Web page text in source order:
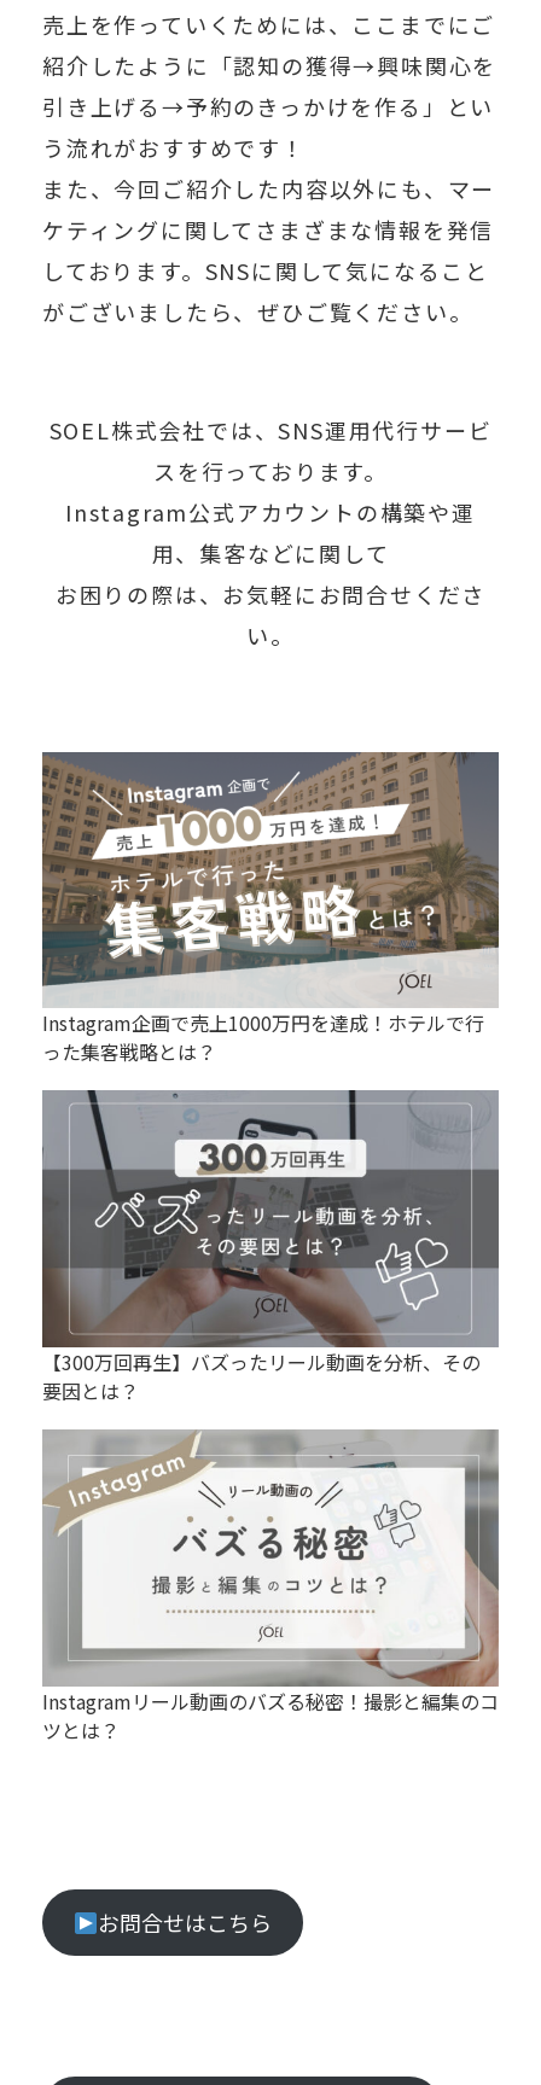
売上を作っていくためには、ここまでにご
紹介したように 「認知の獲得→興味関心を
引き上げる→予約のきっかけを作る」
とい
う流れがおすすめです！
また、今回ご紹介した内容以外にも、マー
ケティングに関してさまざまな情報を発信
しております。SNSに関して気になること
がございましたら、ぜひご覧ください。
SOEL株式会社では、SNS運用代行サービ
スを行っております。
Instagram公式アカウントの構築や運
用、集客などに関して
お困りの際は、お気軽にお問合せくださ
い。
Instagram企画で売上1000万円を達成！ホテルで行
った集客戦略とは？
【300万回再生】バズったリール動画を分析、その
要因とは？
Instagramリール動画のバズる秘密！撮影と編集のコ
ツとは？
お問合せはこちら